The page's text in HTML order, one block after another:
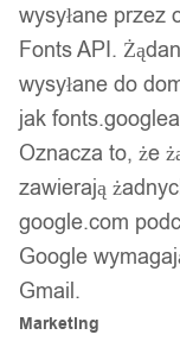
/ 10
wysyłane przez
Fonts API.
wysyłane do
jak
Oznacza to, że
zawierają
google.com
Google
Gmail.
Marketing